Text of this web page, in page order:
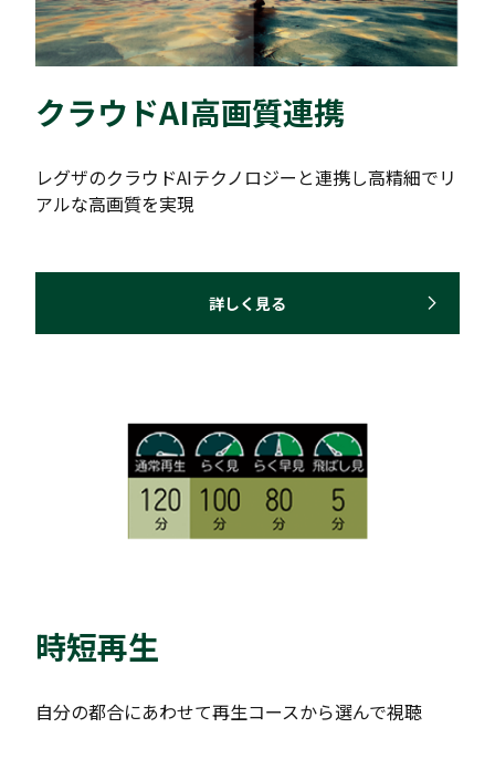
クラウドAI高画質連携
レグザのクラウドAIテクノロジーと連携し高精細でリ
アルな高画質を実現
詳しく見る
時短再生
自分の都合にあわせて再生コースから選んで視聴